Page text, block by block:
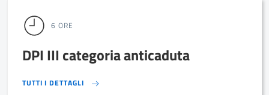
6 ORE
DPI III categoria anticaduta
TUTTI I DETTAGLI TUTTI I DETTAGLI